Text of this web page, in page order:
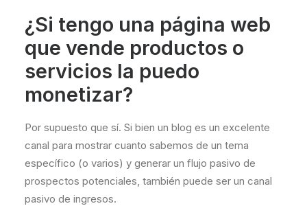
¿Si tengo una página web
que vende productos o
servicios la puedo
monetizar?
Por supuesto que sí. Si bien un blog es un excelente
canal para mostrar cuanto sabemos de un tema
específico (o varios) y generar un flujo pasivo de
prospectos potenciales, también puede ser un canal
pasivo de ingresos.